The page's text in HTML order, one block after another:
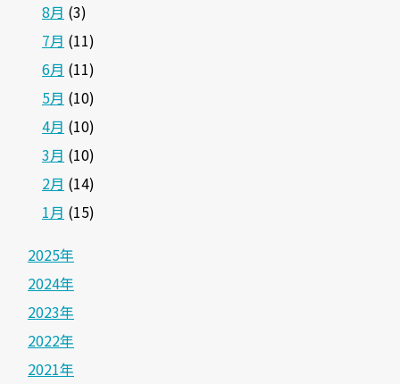
8月 (3)
7月 (11)
6月 (11)
5月 (10)
4月 (10)
3月 (10)
2月 (14)
1月 (15)
2025年
2024年
2023年
2022年
2021年